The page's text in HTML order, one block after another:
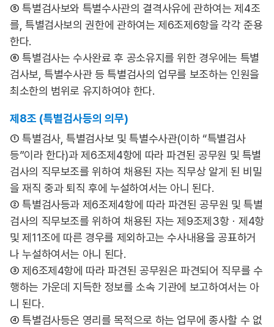
⑤ 특별검사보와 특별수사관의 결격사유에 관하여는 제4조
를, 특별검사보의 권한에 관하여는 제6조제6항을 각각 준용
한다.
⑥ 특별검사는 수사완료 후 공소유지를 위한 경우에는 특별
검사보, 특별수사관 등 특별검사의 업무를 보조하는 인원을
최소한의 범위로 유지하여야 한다.
제8조 (특별검사등의 의무)
① 특별검사, 특별검사보 및 특별수사관(이하 “특별검사
등”이라 한다)과 제6조제4항에 따라 파견된 공무원 및 특별
검사의 직무보조를 위하여 채용된 자는 직무상 알게 된 비밀
을 재직 중과 퇴직 후에 누설하여서는 아니 된다.
② 특별검사등과 제6조제4항에 따라 파견된 공무원 및 특별
검사의 직무보조를 위하여 채용된 자는 제9조제3항ㆍ제4항
및 제11조에 따른 경우를 제외하고는 수사내용을 공표하거
나 누설하여서는 아니 된다.
③ 제6조제4항에 따라 파견된 공무원은 파견되어 직무를 수
행하는 가운데 지득한 정보를 소속 기관에 보고하여서는 아
니 된다.
④ 특별검사등은 영리를 목적으로 하는 업무에 종사할 수 없